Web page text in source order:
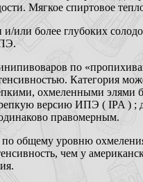
Мягкое спиртовое
или более глубоких
по
Категория
охмеленными элями
версию ИПЭ ( IPA ) ;
правомерным.
общему уровню
чем у